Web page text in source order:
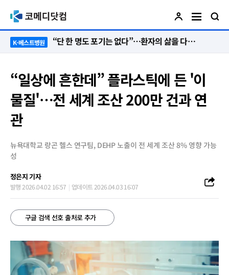
K-베스트병원 “단 한 명도 포기는 없다”…환자의 삶을 다시 세운 ‘오전 8시의 기적’
“일상에 흔한데” 플라스틱에 든 '이
물질'…전 세계 조산 200만 건과 연
관
뉴욕대학교 랑곤 헬스 연구팀, DEHP 노출이 전 세계 조산 8% 영향 가능
성
정은지 기자
발행 2026.04.02 16:57 업데이트 2026.04.03 16:07
구글 검색 선호 출처로 추가